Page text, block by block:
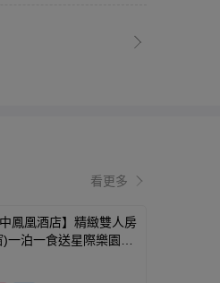
看更多
中鳳凰酒店】精緻雙人房
)一泊一食送星際樂園兩